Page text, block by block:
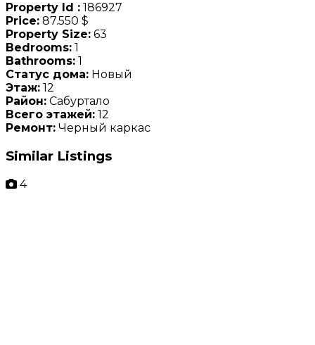
Property Id : 186927
Price: 87.550 $
Property Size: 63
Bedrooms: 1
Bathrooms: 1
Статус дома: Новый
Этаж: 12
Район: Сабуртало
Всего этажей: 12
Ремонт: Черный каркас
Similar Listings
4